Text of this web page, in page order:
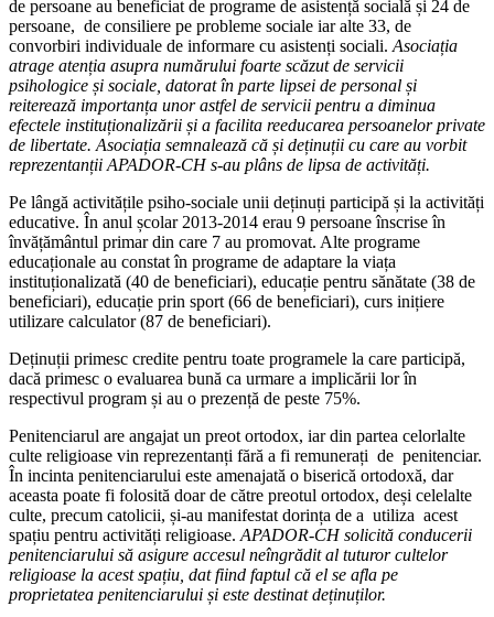
de persoane au beneficiat de programe de asistență socială și 24 de
persoane, de consiliere pe probleme sociale iar alte 33, de
convorbiri individuale de informare cu asistenți sociali. Asociația
atrage atenția asupra numărului foarte scăzut de servicii
psihologice și sociale, datorat în parte lipsei de personal și
reiterează importanța unor astfel de servicii pentru a diminua
efectele instituționalizării și a facilita reeducarea persoanelor private
de libertate. Asociația semnalează că și deținuții cu care au vorbit
reprezentanții APADOR-CH s-au plâns de lipsa de activități.
Pe lângă activitățile psiho-sociale unii deținuți participă și la activități
educative. În anul școlar 2013-2014 erau 9 persoane înscrise în
învățământul primar din care 7 au promovat. Alte programe
educaționale au constat în programe de adaptare la viața
instituționalizată (40 de beneficiari), educație pentru sănătate (38 de
beneficiari), educație prin sport (66 de beneficiari), curs inițiere
utilizare calculator (87 de beneficiari).
Deținuții primesc credite pentru toate programele la care participă,
dacă primesc o evaluarea bună ca urmare a implicării lor în
respectivul program și au o prezență de peste 75%.
Penitenciarul are angajat un preot ortodox, iar din partea celorlalte
culte religioase vin reprezentanți fără a fi remunerați de penitenciar.
În incinta penitenciarului este amenajată o biserică ortodoxă, dar
aceasta poate fi folosită doar de către preotul ortodox, deși celelalte
culte, precum catolicii, și-au manifestat dorința de a utiliza acest
spațiu pentru activități religioase. APADOR-CH solicită conducerii
penitenciarului să asigure accesul neîngrădit al tuturor cultelor
religioase la acest spațiu, dat fiind faptul că el se afla pe
proprietatea penitenciarului și este destinat deținuților.